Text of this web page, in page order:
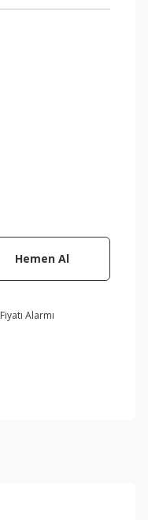
Hemen Al
Fiyatı Alarmı